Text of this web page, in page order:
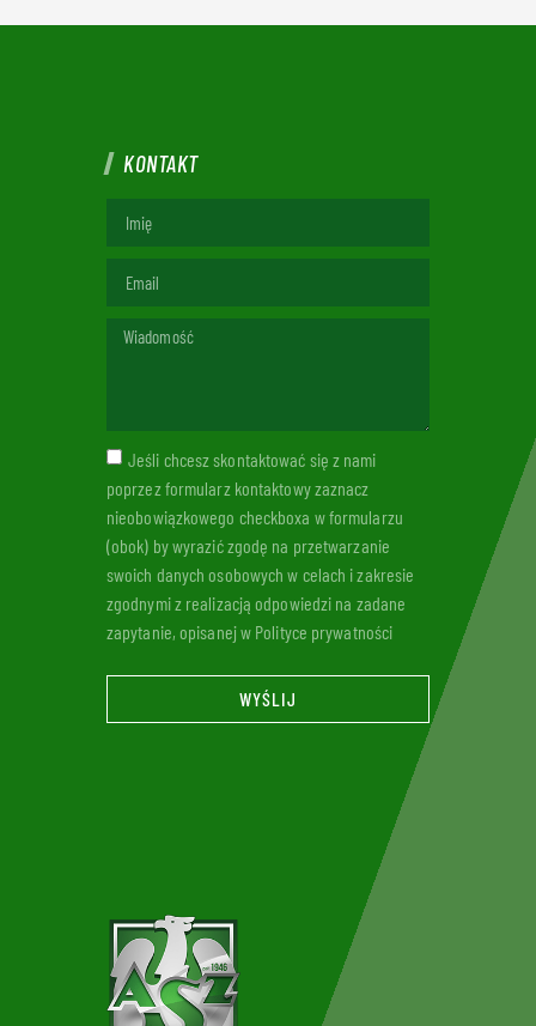
KONTAKT
Jeśli chcesz skontaktować się z nami
poprzez formularz kontaktowy zaznacz
nieobowiązkowego checkboxa w formularzu
(obok) by wyrazić zgodę na przetwarzanie
swoich danych osobowych w celach i zakresie
zgodnymi z realizacją odpowiedzi na zadane
zapytanie, opisanej w Polityce prywatności
WYŚLIJ